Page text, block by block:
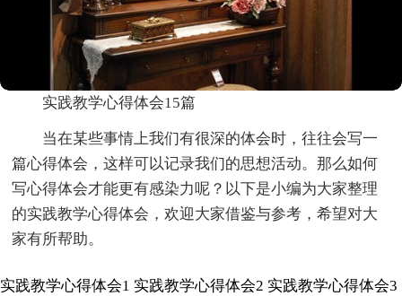
实践教学心得体会15篇
当在某些事情上我们有很深的体会时，往往会写一
篇心得体会，这样可以记录我们的思想活动。那么如何
写心得体会才能更有感染力呢？以下是小编为大家整理
的实践教学心得体会，欢迎大家借鉴与参考，希望对大
家有所帮助。
实践教学心得体会1 实践教学心得体会2 实践教学心得体会3